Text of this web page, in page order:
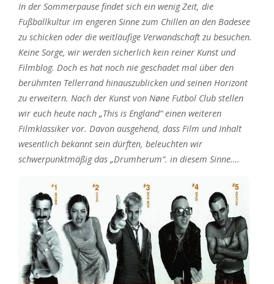
In der Sommerpause findet sich ein wenig Zeit, die
Fußballkultur im engeren Sinne zum Chillen an den Badesee
zu schicken oder die weitläufige Verwandschaft zu besuchen.
Keine Sorge, wir werden sicherlich kein reiner Kunst und
Filmblog. Doch es hat noch nie geschadet mal über den
berühmten Tellerrand hinauszublicken und seinen Horizont
zu erweitern. Nach der Kunst von Nøne Futbol Club stellen
wir euch heute nach „This is England“ einen weiteren
Filmklassiker vor. Davon ausgehend, dass Film und Inhalt
wesentlich bekannt sein dürften, beleuchten wir
schwerpunktmäßig das „Drumherum“. in diesem Sinne….